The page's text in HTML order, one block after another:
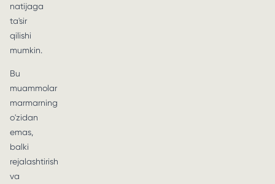
natijaga
ta'sir
qilishi
mumkin.
Bu
muammolar
marmarning
o'zidan
emas,
balki
rejalashtirish
va